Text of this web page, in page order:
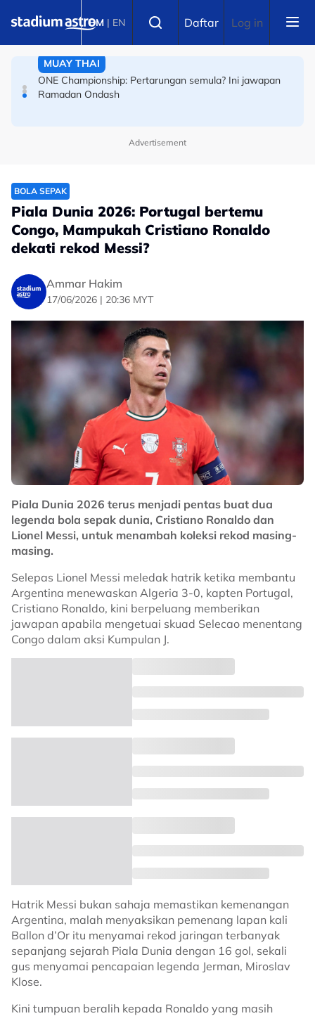
BM | EN Daftar Log in
perlawanan serta-merta
MUAY THAI
ONE Championship: Pertarungan semula? Ini jawapan
Ramadan Ondash
Advertisement
BOLA SEPAK
Piala Dunia 2026: Portugal bertemu
Congo, Mampukah Cristiano Ronaldo
dekati rekod Messi?
Ammar Hakim
17/06/2026 | 20:36 MYT
Piala Dunia 2026 terus menjadi pentas buat dua
legenda bola sepak dunia, Cristiano Ronaldo dan
Lionel Messi, untuk menambah koleksi rekod masing-
masing.
Selepas Lionel Messi meledak hatrik ketika membantu
Argentina menewaskan Algeria 3-0, kapten Portugal,
Cristiano Ronaldo, kini berpeluang memberikan
jawapan apabila mengetuai skuad Selecao menentang
Congo dalam aksi Kumpulan J.
Hatrik Messi bukan sahaja memastikan kemenangan
Argentina, malah menyaksikan pemenang lapan kali
Ballon d’Or itu menyamai rekod jaringan terbanyak
sepanjang sejarah Piala Dunia dengan 16 gol, sekali
gus menyamai pencapaian legenda Jerman, Miroslav
Klose.
Kini tumpuan beralih kepada Ronaldo yang masih